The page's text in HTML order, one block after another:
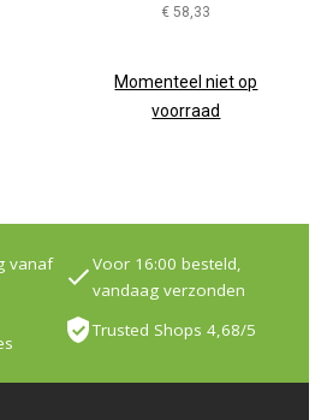
€ 58,33
Momenteel niet op
voorraad
vanaf
Voor 16:00 besteld,
vandaag verzonden
Trusted Shops 4,68/5